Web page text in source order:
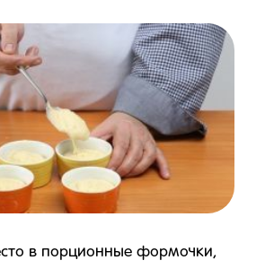
в порционные формочки,